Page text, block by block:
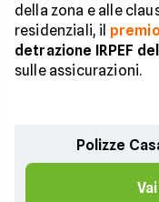
della zona e alle
residenziali, il
detrazione IRPEF
sulle assicurazioni.
Polizze